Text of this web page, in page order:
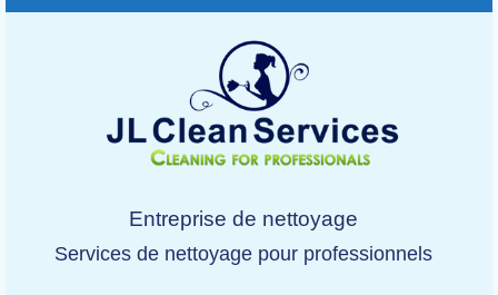
Entreprise de nettoyage
Services de nettoyage pour professionnels